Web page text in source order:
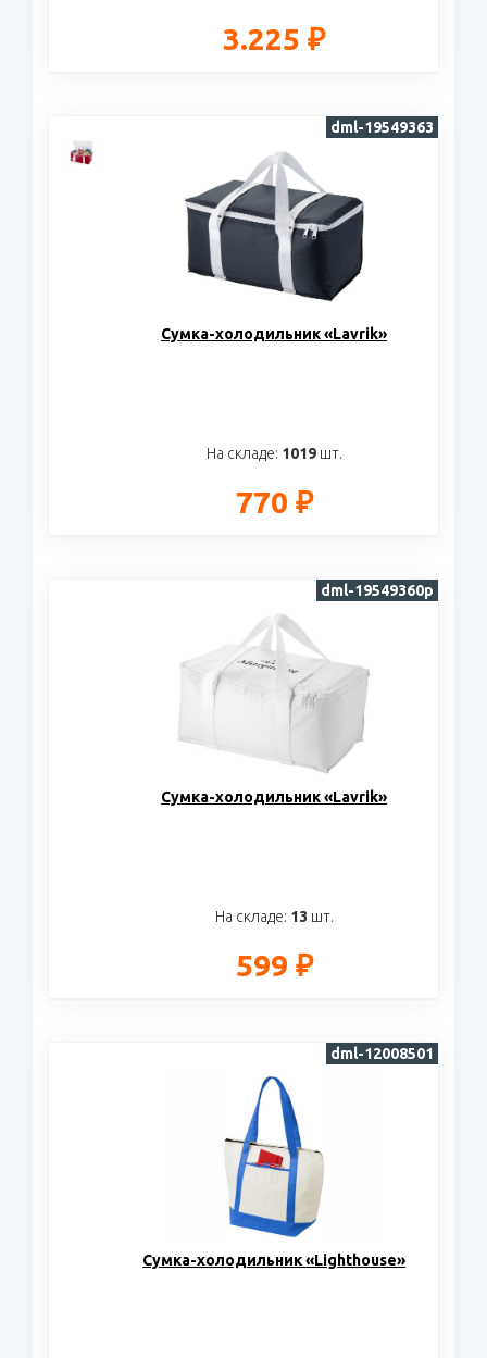
3.225 ₽
Сумка-холодильник «Lavrik»
На складе: 1019шт.
770 ₽
dml-19549363
Сумка-холодильник «Lavrik»
На складе: 13 шт.
599 ₽
dml-19549360p
Сумка-холодильник «Lighthouse»
dml-12008501